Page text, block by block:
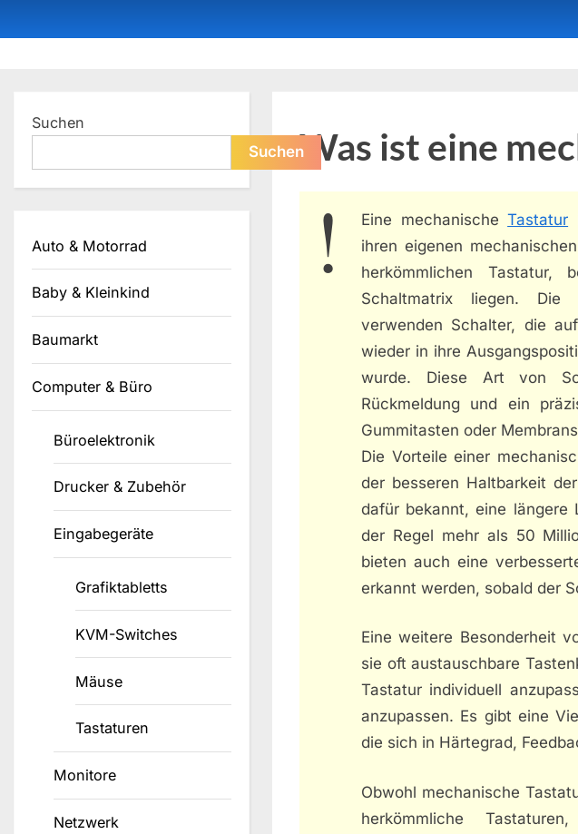
to
Was ist eine
Eine mechanischeTastatur
ihren eigenen
herkömmlichen
Schaltmatrix liegen. Die
verwenden Schalter, die
wieder in ihre
wurde. Diese Art von
Rückmeldung und ein
Gummitasten oder
Die Vorteile einer
der besseren Haltbarkeit
dafür bekannt, eine längere
der Regel mehr als 50
bieten auch eine
erkannt werden, sobald der
Eine weitere Besonderheit
sie oft austauschbare
Tastatur individuell
anzupassen. Es gibt eine
die sich in Härtegrad,
Obwohl mechanische
herkömmliche
Suchen
Suchen
Auto & Motorrad
Baby & Kleinkind
Baumarkt
Computer & Büro
Büroelektronik
Drucker & Zubehör
Eingabegeräte
Grafiktabletts
KVM-Switches
Mäuse
Tastaturen
Monitore
Netzwerk